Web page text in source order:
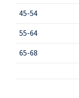
45-54
55-64
65-68